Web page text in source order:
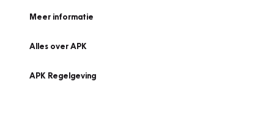
Meer informatie
Alles over APK
APK Regelgeving